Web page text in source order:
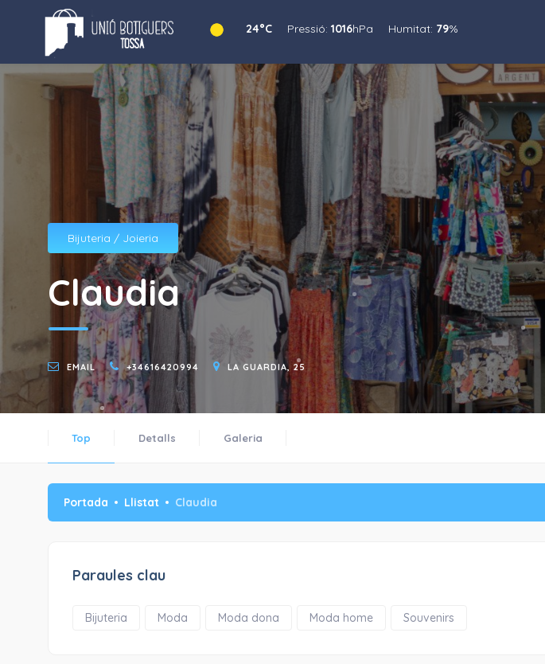
24°C Pressió: 1016hPa Humitat: 79%
Bijuteria / Joieria
Claudia
EMAIL +34616420994 LA GUARDIA, 25
Top Detalls Galeria
Portada Llistat Claudia
Paraules clau
Bijuteria Moda Moda dona Moda home Souvenirs